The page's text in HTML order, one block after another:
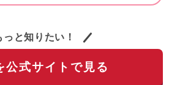
っと知りたい！
公式サイトで見る